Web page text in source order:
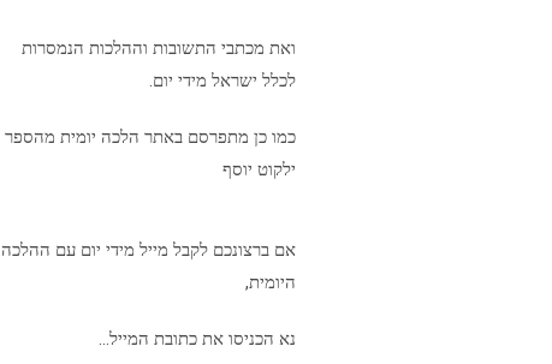
ואת מכתבי התשובות וההלכות הנמסרות
לכלל ישראל מידי יום.
כמו כן מתפרסם באתר הלכה יומית מהספר
ילקוט יוסף
אם ברצונכם לקבל מייל מידי יום עם ההלכה
היומית,
נא הכניסו את כתובת המייל…